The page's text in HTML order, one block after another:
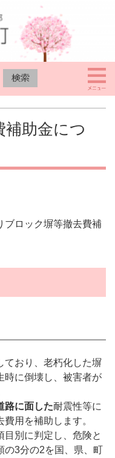
補助金につ
ブロック塀等撤去費補
ており、老朽化した塀
時に倒壊し、被害者が
路に面した耐震性等に
用を補助します。
目別に判定し、危険と
の3分の2を国、県、町